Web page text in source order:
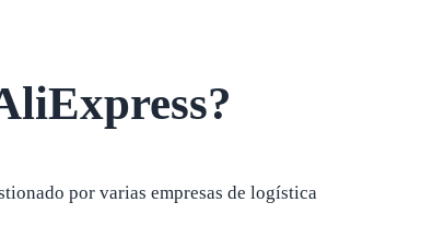
por varias empresas de logística